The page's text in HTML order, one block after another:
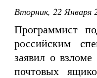
Вторник, 22 Января
Программист
российским
заявил о
почтовых